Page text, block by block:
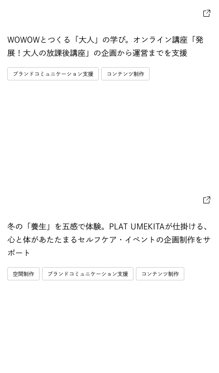
WOWOWとつくる「大人」の学び。オンライン講座「発
展！大人の放課後講座」の企画から運営までを支援
ブランドコミュニケーション支援 コンテンツ制作
冬の「養生」を五感で体験。PLAT UMEKITAが仕掛ける、
心と体があたたまるセルフケア・イベントの企画制作をサ
ポート
空間制作 ブランドコミュニケーション支援 コンテンツ制作